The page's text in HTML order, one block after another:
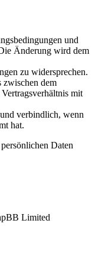
und
Änderung wird dem
zu widersprechen.
zwischen dem
mit
verbindlich, wenn
hat.
Daten
Limited